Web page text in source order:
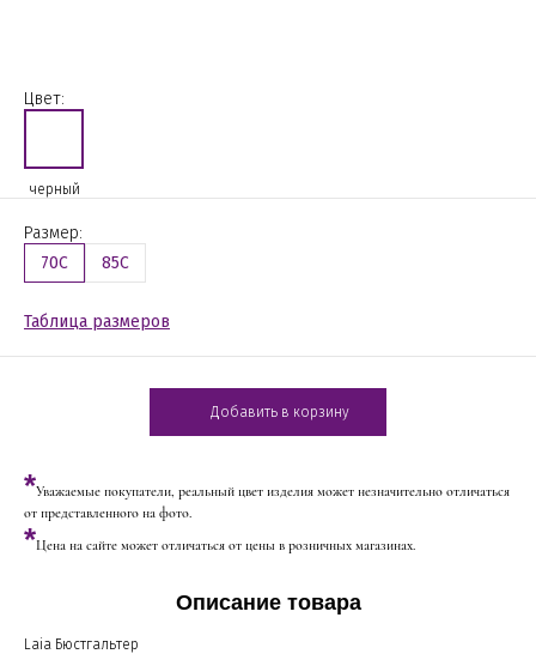
Цвет:
черный
Размер:
70C
85C
Таблица размеров
Добавить в корзину
*Уважаемые покупатели, реальный цвет изделия может незначительно отличаться
от представленного на фото.
*Цена на сайте может отличаться от цены в розничных магазинах.
Описание товара
Laia Бюстгальтер